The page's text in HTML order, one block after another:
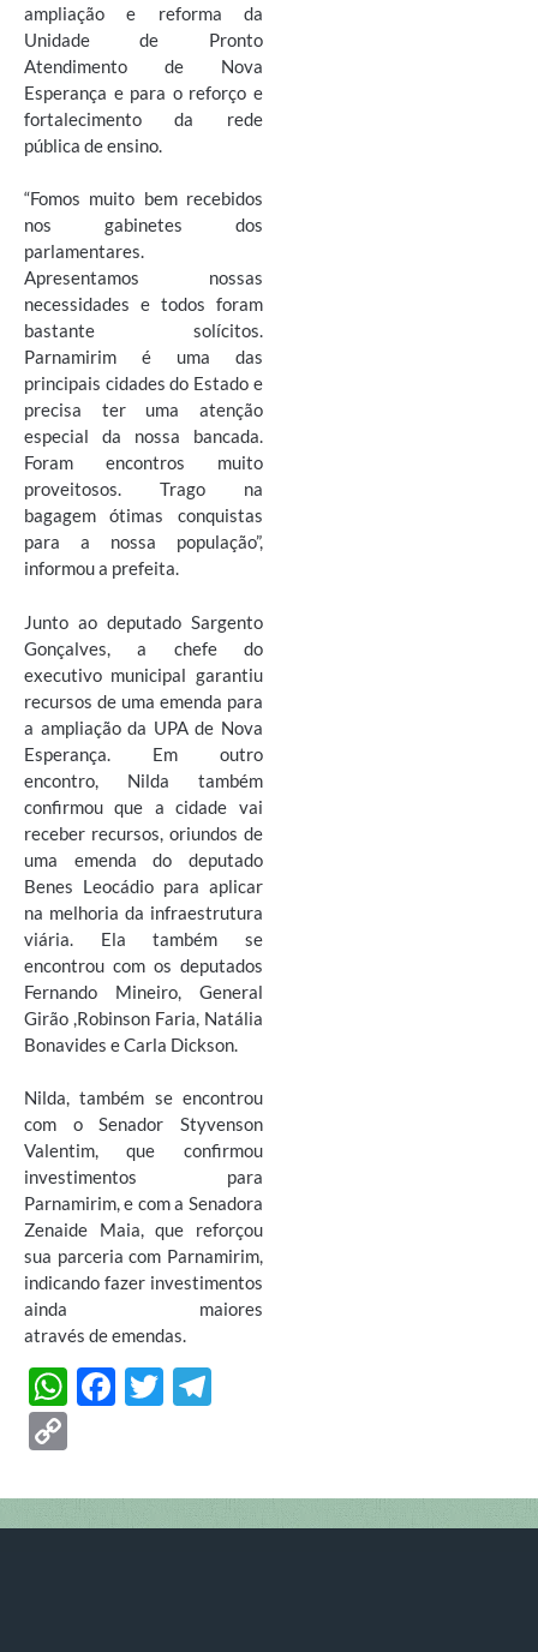
ampliação e reforma da
Unidade de Pronto
Atendimento de Nova
Esperança e para o reforço e
fortalecimento da rede
pública de ensino.
“Fomos muito bem recebidos
nos gabinetes dos
parlamentares.
Apresentamos nossas
necessidades e todos foram
bastante solícitos.
Parnamirim é uma das
principais cidades do Estado e
precisa ter uma atenção
especial da nossa bancada.
Foram encontros muito
proveitosos. Trago na
bagagem ótimas conquistas
para a nossa população”,
informou a prefeita.
Junto ao deputado Sargento
Gonçalves, a chefe do
executivo municipal garantiu
recursos de uma emenda para
a ampliação da UPA de Nova
Esperança. Em outro
encontro, Nilda também
confirmou que a cidade vai
receber recursos, oriundos de
uma emenda do deputado
Benes Leocádio para aplicar
na melhoria da infraestrutura
viária. Ela também se
encontrou com os deputados
Fernando Mineiro, General
Girão ,Robinson Faria, Natália
Bonavides e Carla Dickson.
Nilda, também se encontrou
com o Senador Styvenson
Valentim, que confirmou
investimentos para
Parnamirim, e com a Senadora
Zenaide Maia, que reforçou
sua parceria com Parnamirim,
indicando fazer investimentos
ainda maiores
através de emendas.
W
s
A
F
b
o
T
er gr
a
p